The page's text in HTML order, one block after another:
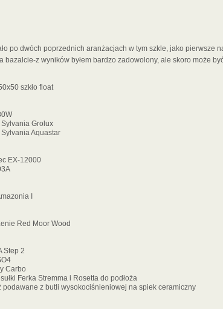
po dwóch poprzednich aranżacjach w tym szkle, jako pierwsze
bazalcie-z wyników byłem bardzo zadowolony, ale skoro może
szkło float
Grolux
Aquastar
12000
I
Moor Wood
2
Stremma i Rosetta do podłoża
z butli wysokociśnieniowej na spiek ceramiczny